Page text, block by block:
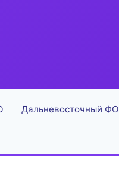
Дальневосточный ФО